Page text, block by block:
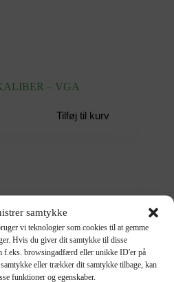
samtykke
vi teknologier som cookies til at gemme
Hvis du giver dit samtykke til disse
f.eks. browsingadfærd eller unikke ID'er på
eller trækker dit samtykke tilbage, kan
funktioner og egenskaber.
– VGA
Tilføj til kurv